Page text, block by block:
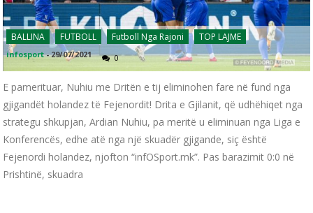
BALLINA FUTBOLL Futboll Nga Rajoni TOP LAJME
infosport -29/07/2021 0
E pamerituar, Nuhiu me Dritën e tij eliminohen fare në fund nga
gjigandët holandez të Fejenordit! Drita e Gjilanit, që udhëhiqet nga
strategu shkupjan, Ardian Nuhiu, pa meritë u eliminuan nga Liga e
Konferencës, edhe atë nga një skuadër gjigande, siç është
Fejenordi holandez, njofton “infOSport.mk”. Pas barazimit 0:0 në
Prishtinë, skuadra